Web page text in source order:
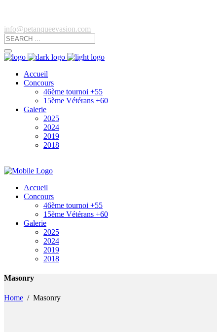
info@petanqueevasion.com
Accueil
Concours
46ème tournoi +55
15ème Vétérans +60
Galerie
2025
2024
2019
2018
Accueil
Concours
46ème tournoi +55
15ème Vétérans +60
Galerie
2025
2024
2019
2018
Masonry
Home / Masonry